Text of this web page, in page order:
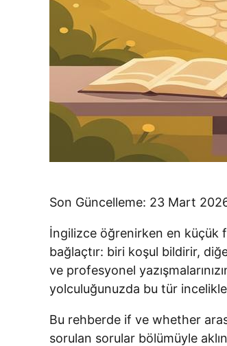
Son Güncelleme: 23 Mart
İngilizce öğrenirken en küçük
bağlaçtır: biri koşul bildirir,
ve profesyonel
yolculuğunuzda bu tür
Bu rehberde if ve whether
sorulan sorular bölümüyle